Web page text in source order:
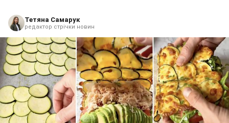
Тетяна Самарук
редактор стрічки новин